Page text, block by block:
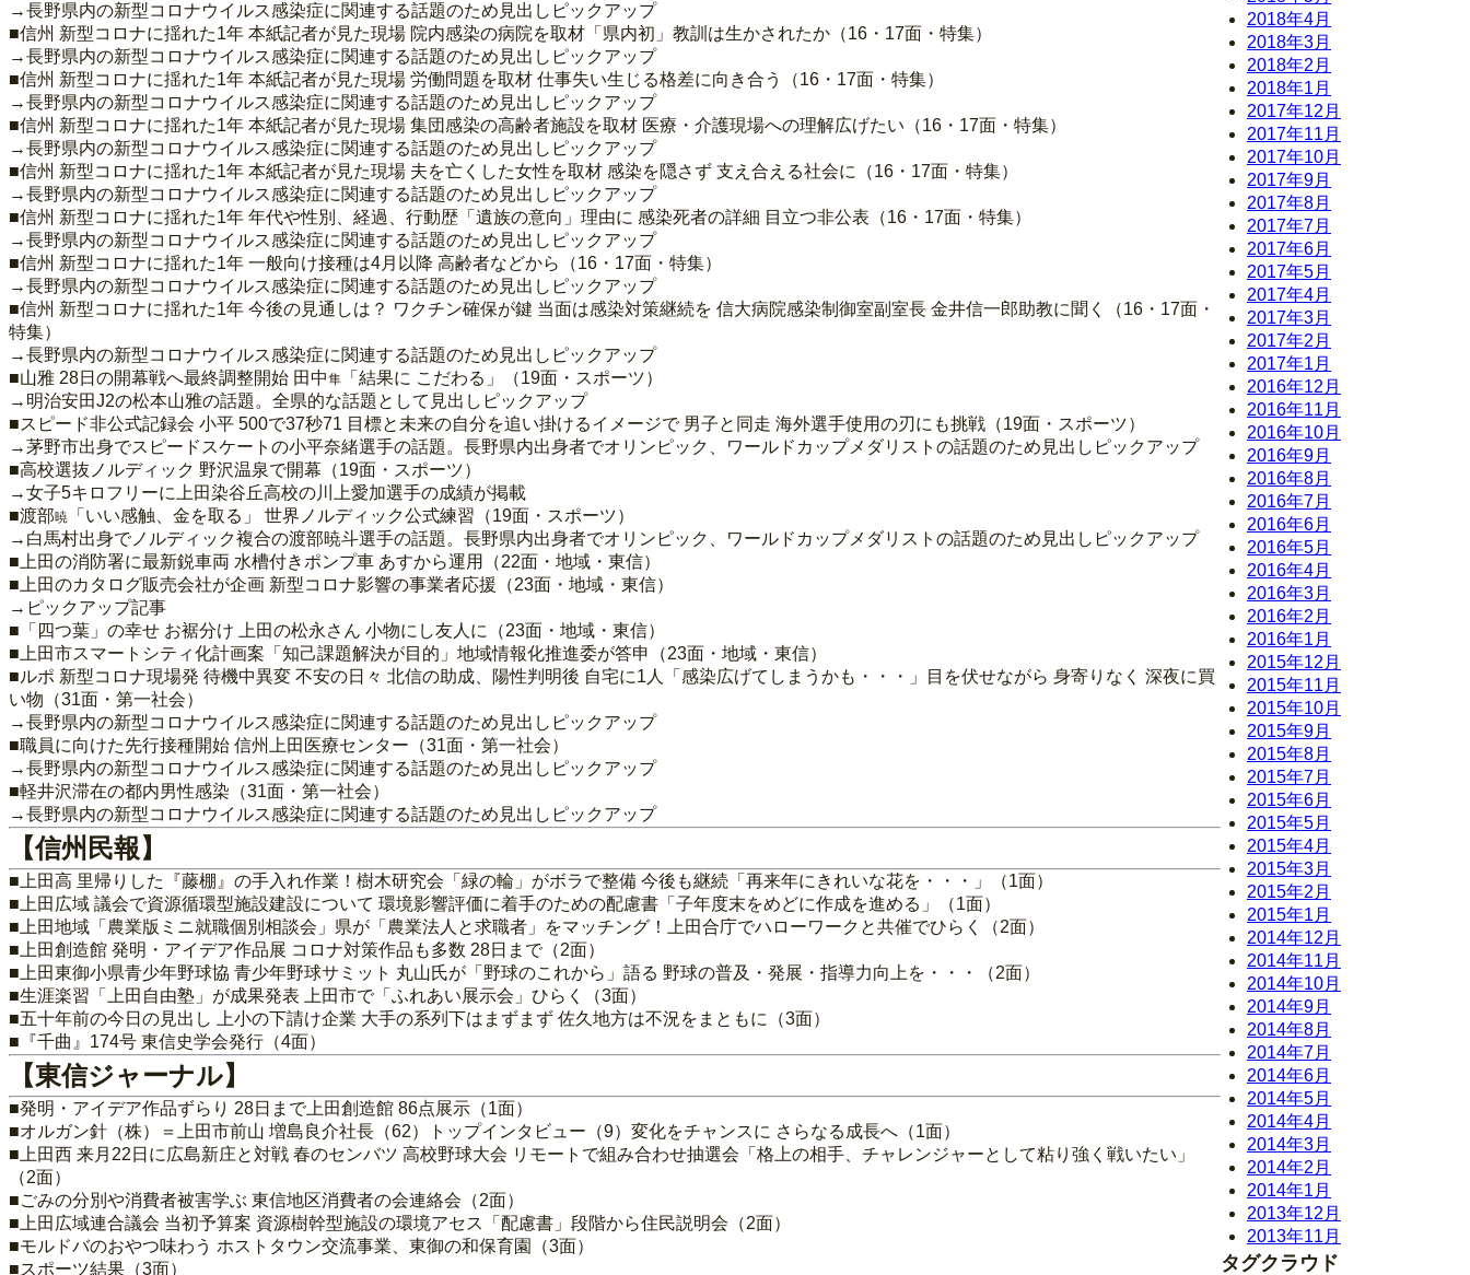
→長野県内の新型コロナウイルス感染症に関連する話題のため見出しピックアップ
■信州 新型コロナに揺れた1年 本紙記者が見た現場 院内感染の病院を取材「県内初」教訓は生かされたか（16・17面・特集）
→長野県内の新型コロナウイルス感染症に関連する話題のため見出しピックアップ
■信州 新型コロナに揺れた1年 本紙記者が見た現場 労働問題を取材 仕事失い生じる格差に向き合う（16・17面・特集）
→長野県内の新型コロナウイルス感染症に関連する話題のため見出しピックアップ
■信州 新型コロナに揺れた1年 本紙記者が見た現場 集団感染の高齢者施設を取材 医療・介護現場への理解広げたい（16・17面・特集）
→長野県内の新型コロナウイルス感染症に関連する話題のため見出しピックアップ
■信州 新型コロナに揺れた1年 本紙記者が見た現場 夫を亡くした女性を取材 感染を隠さず 支え合える社会に（16・17面・特集）
→長野県内の新型コロナウイルス感染症に関連する話題のため見出しピックアップ
■信州 新型コロナに揺れた1年 年代や性別、経過、行動歴「遺族の意向」理由に 感染死者の詳細 目立つ非公表（16・17面・特集）
→長野県内の新型コロナウイルス感染症に関連する話題のため見出しピックアップ
■信州 新型コロナに揺れた1年 一般向け接種は4月以降 高齢者などから（16・17面・特集）
→長野県内の新型コロナウイルス感染症に関連する話題のため見出しピックアップ
■信州 新型コロナに揺れた1年 今後の見通しは？ ワクチン確保が鍵 当面は感染対策継続を 信大病院感染制御室副室長 金井信一郎助教に聞く（16・17面・
特集）
→長野県内の新型コロナウイルス感染症に関連する話題のため見出しピックアップ
■山雅 28日の開幕戦へ最終調整開始 田中隼
「結果に こだわる」（19面・スポーツ）
→明治安田J2の松本山雅の話題。全県的な話題として見出しピックアップ
■スピード非公式記録会 小平 500で37秒71 目標と未来の自分を追い掛けるイメージで 男子と同走 海外選手使用の刃にも挑戦（19面・スポーツ）
→茅野市出身でスピードスケートの小平奈緒選手の話題。長野県内出身者でオリンピック、ワールドカップメダリストの話題のため見出しピックアップ
■高校選抜ノルディック 野沢温泉で開幕（19面・スポーツ）
→女子5キロフリーに上田染谷丘高校の川上愛加選手の成績が掲載
■渡部暁
「いい感触、金を取る」 世界ノルディック公式練習（19面・スポーツ）
→白馬村出身でノルディック複合の渡部暁斗選手の話題。長野県内出身者でオリンピック、ワールドカップメダリストの話題のため見出しピックアップ
■上田の消防署に最新鋭車両 水槽付きポンプ車 あすから運用（22面・地域・東信）
■上田のカタログ販売会社が企画 新型コロナ影響の事業者応援（23面・地域・東信）
→ピックアップ記事
■「四つ葉」の幸せ お裾分け 上田の松永さん 小物にし友人に（23面・地域・東信）
■上田市スマートシティ化計画案「知己課題解決が目的」地域情報化推進委が答申（23面・地域・東信）
■ルポ 新型コロナ現場発 待機中異変 不安の日々 北信の助成、陽性判明後 自宅に1人「感染広げてしまうかも・・・」目を伏せながら 身寄りなく 深夜に買
い物（31面・第一社会）
→長野県内の新型コロナウイルス感染症に関連する話題のため見出しピックアップ
■職員に向けた先行接種開始 信州上田医療センター（31面・第一社会）
→長野県内の新型コロナウイルス感染症に関連する話題のため見出しピックアップ
■軽井沢滞在の都内男性感染（31面・第一社会）
→長野県内の新型コロナウイルス感染症に関連する話題のため見出しピックアップ
【信州民報】
■上田高 里帰りした『藤棚』の手入れ作業！樹木研究会「緑の輪」がボラで整備 今後も継続「再来年にきれいな花を・・・」（1面）
■上田広域 議会で資源循環型施設建設について 環境影響評価に着手のための配慮書「子年度末をめどに作成を進める」（1面）
■上田地域「農業版ミニ就職個別相談会」県が「農業法人と求職者」をマッチング！上田合庁でハローワークと共催でひらく（2面）
■上田創造館 発明・アイデア作品展 コロナ対策作品も多数 28日まで（2面）
■上田東御小県青少年野球協 青少年野球サミット 丸山氏が「野球のこれから」語る 野球の普及・発展・指導力向上を・・・（2面）
■生涯楽習「上田自由塾」が成果発表 上田市で「ふれあい展示会」ひらく（3面）
■五十年前の今日の見出し 上小の下請け企業 大手の系列下はまずまず 佐久地方は不況をまともに（3面）
■『千曲』174号 東信史学会発行（4面）
【東信ジャーナル】
■発明・アイデア作品ずらり 28日まで上田創造館 86点展示（1面）
■オルガン針（株）＝上田市前山 増島良介社長（62）トップインタビュー（9）変化をチャンスに さらなる成長へ（1面）
■上田西 来月22日に広島新庄と対戦 春のセンバツ 高校野球大会 リモートで組み合わせ抽選会「格上の相手、チャレンジャーとして粘り強く戦いたい」
（2面）
■ごみの分別や消費者被害学ぶ 東信地区消費者の会連絡会（2面）
■上田広域連合議会 当初予算案 資源樹幹型施設の環境アセス「配慮書」段階から住民説明会（2面）
■モルドバのおやつ味わう ホストタウン交流事業、東御の和保育園（3面）
■スポーツ結果（3面）
2018年4月
2018年3月
2018年2月
2018年1月
2017年12月
2017年11月
2017年10月
2017年9月
2017年8月
2017年7月
2017年6月
2017年5月
2017年4月
2017年3月
2017年2月
2017年1月
2016年12月
2016年11月
2016年10月
2016年9月
2016年8月
2016年7月
2016年6月
2016年5月
2016年4月
2016年3月
2016年2月
2016年1月
2015年12月
2015年11月
2015年10月
2015年9月
2015年8月
2015年7月
2015年6月
2015年5月
2015年4月
2015年3月
2015年2月
2015年1月
2014年12月
2014年11月
2014年10月
2014年9月
2014年8月
2014年7月
2014年6月
2014年5月
2014年4月
2014年3月
2014年2月
2014年1月
2013年12月
2013年11月
タグクラウド